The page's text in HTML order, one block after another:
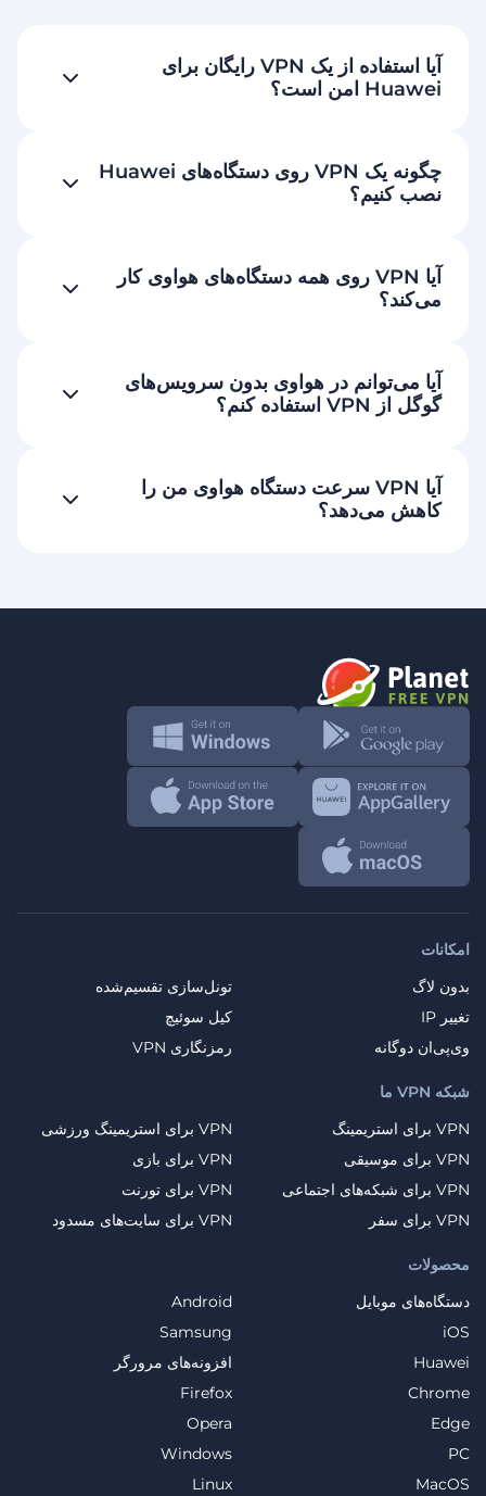
آیا استفاده از یک VPN رایگان برای
Huawei امن است؟
چگونه یک VPN روی دستگاه‌های Huawei
نصب کنیم؟
آیا VPN روی همه دستگاه‌های هواوی کار
می‌کند؟
آیا می‌توانم در هواوی بدون سرویس‌های
گوگل از VPN استفاده کنم؟
آیا VPN سرعت دستگاه هواوی من را
کاهش می‌دهد؟
امکانات
بدون لاگ
تونل‌سازی تقسیم‌شده
تغییر IP
کیل سوئیچ
وی‌پی‌ان دوگانه
رمزنگاری VPN
محصولات
دستگاه‌های موبایل
Android
iOS
Samsung
Huawei
افزونه‌های مرورگر
Chrome
Firefox
Edge
Opera
PC
Windows
MacOS
Linux
شبکه VPN ما
VPN برای استریمینگ
VPN برای استریمینگ ورزشی
VPN برای موسیقی
VPN برای بازی
VPN برای شبکه‌های اجتماعی
VPN برای تورنت
VPN برای سفر
VPN برای سایت‌های مسدود